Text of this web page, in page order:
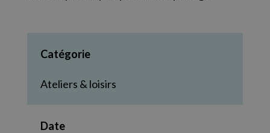
Catégorie
Ateliers & loisirs
Date